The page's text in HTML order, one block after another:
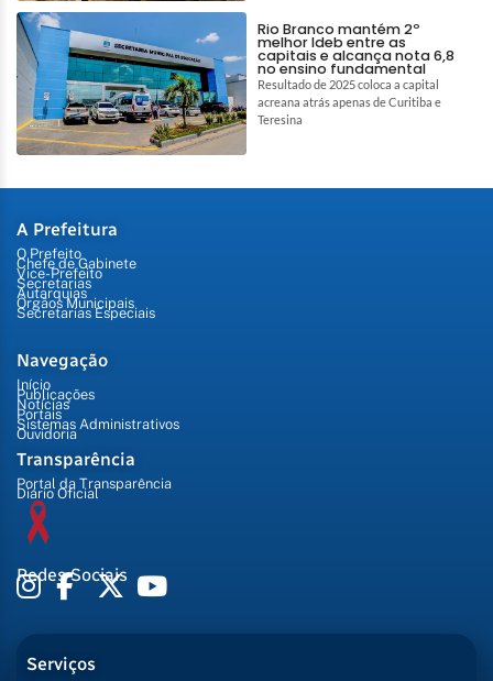
Rio Branco mantém 2º
melhor Ideb entre as
capitais e alcança nota 6,8
no ensino fundamental
Resultado de 2025 coloca a capital
acreana atrás apenas de Curitiba e
Teresina
A Prefeitura
O Prefeito
Chefe de Gabinete
Vice-Prefeito
Secretarias
Autarquias
Órgãos Municipais
Secretarias Especiais
Navegação
Início
Publicações
Notícias
Portais
Sistemas Administrativos
Ouvidoria
Transparência
Portal da Transparência
Diário Oficial
Redes Sociais
Serviços